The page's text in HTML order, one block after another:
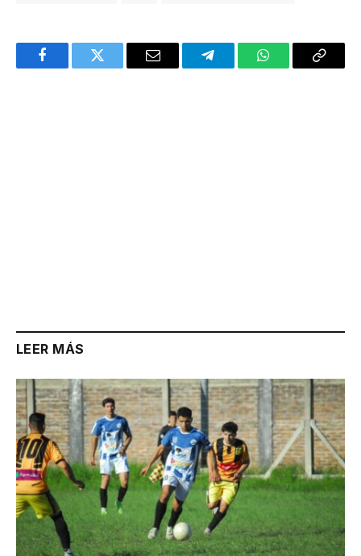
FacebookTwitter Email TelegramWhatsAppCopy
LEER MÁS